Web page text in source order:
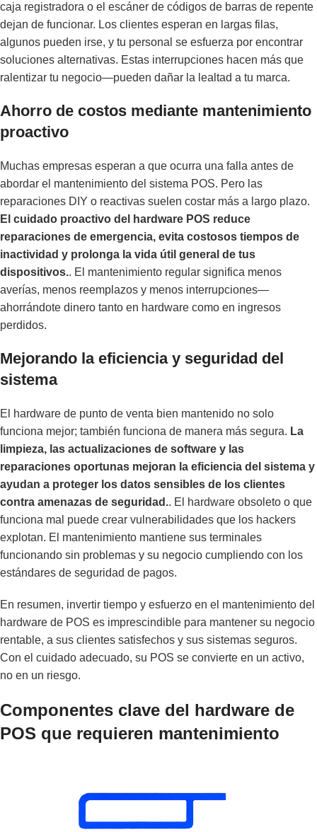
caja registradora o el escáner de códigos de barras de repente
dejan de funcionar. Los clientes esperan en largas filas,
algunos pueden irse, y tu personal se esfuerza por encontrar
soluciones alternativas. Estas interrupciones hacen más que
ralentizar tu negocio—pueden dañar la lealtad a tu marca.
Ahorro de costos mediante mantenimiento
proactivo
Muchas empresas esperan a que ocurra una falla antes de
abordar el mantenimiento del sistema POS. Pero las
reparaciones DIY o reactivas suelen costar más a largo plazo.
El cuidado proactivo del hardware POS reduce
reparaciones de emergencia, evita costosos tiempos de
inactividad y prolonga la vida útil general de tus
dispositivos.. El mantenimiento regular significa menos
averías, menos reemplazos y menos interrupciones—
ahorrándote dinero tanto en hardware como en ingresos
perdidos.
Mejorando la eficiencia y seguridad del
sistema
El hardware de punto de venta bien mantenido no solo
funciona mejor; también funciona de manera más segura. La
limpieza, las actualizaciones de software y las
reparaciones oportunas mejoran la eficiencia del sistema y
ayudan a proteger los datos sensibles de los clientes
contra amenazas de seguridad.. El hardware obsoleto o que
funciona mal puede crear vulnerabilidades que los hackers
explotan. El mantenimiento mantiene sus terminales
funcionando sin problemas y su negocio cumpliendo con los
estándares de seguridad de pagos.
En resumen, invertir tiempo y esfuerzo en el mantenimiento del
hardware de POS es imprescindible para mantener su negocio
rentable, a sus clientes satisfechos y sus sistemas seguros.
Con el cuidado adecuado, su POS se convierte en un activo,
no en un riesgo.
Componentes clave del hardware de
POS que requieren mantenimiento